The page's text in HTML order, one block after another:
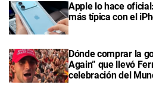
Apple lo hace
más típica con el
Dónde comprar la
Again” que llevó
celebración del